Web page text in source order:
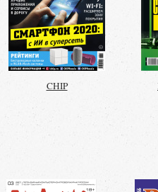
CHIP